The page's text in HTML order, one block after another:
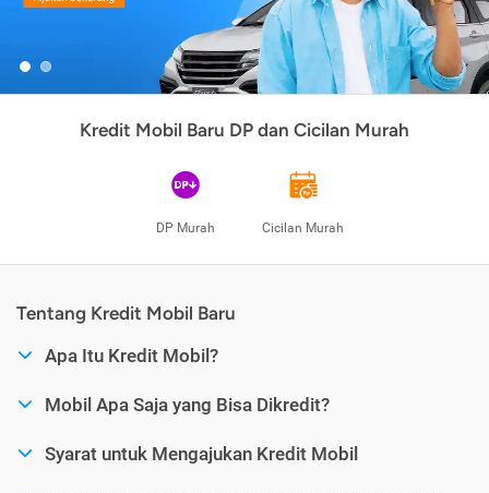
Kredit Mobil Baru DP dan Cicilan Murah
DP Murah Cicilan Murah
Tentang Kredit Mobil Baru
Apa Itu Kredit Mobil?
Mobil Apa Saja yang Bisa Dikredit?
Syarat untuk Mengajukan Kredit Mobil